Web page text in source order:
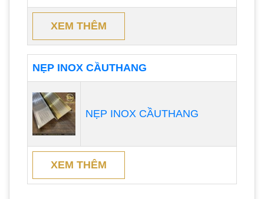
XEM THÊM
NẸP INOX CẦUTHANG
NẸP INOX CẦUTHANG
XEM THÊM